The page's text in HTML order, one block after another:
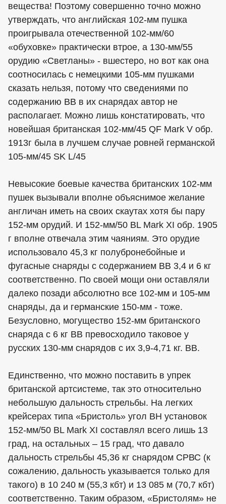
вещества! Поэтому совершенно точно можно
утверждать, что английская 102-мм пушка
проигрывала отечественной 102-мм/60
«обуховке» практически втрое, а 130-мм/55
орудию «Светланы» - вшестеро, но вот как она
соотносилась с немецкими 105-мм пушками
сказать нельзя, потому что сведениями по
содержанию ВВ в их снарядах автор не
располагает. Можно лишь констатировать, что
новейшая британская 102-мм/45 QF Mark V обр.
1913г была в лучшем случае ровней германской
105-мм/45 SK L/45
Невысокие боевые качества британских 102-мм
пушек вызывали вполне объяснимое желание
англичан иметь на своих скаутах хотя бы пару
152-мм орудий. И 152-мм/50 BL Mark XI обр. 1905
г вполне отвечала этим чаяниям. Это орудие
использовало 45,3 кг полубронебойные и
фугасные снаряды с содержанием ВВ 3,4 и 6 кг
соответственно. По своей мощи они оставляли
далеко позади абсолютно все 102-мм и 105-мм
снаряды, да и германские 150-мм - тоже.
Безусловно, могущество 152-мм британского
снаряда с 6 кг ВВ превосходило таковое у
русских 130-мм снарядов с их 3,9-4,71 кг. ВВ.
Единственно, что можно поставить в упрек
британской артсистеме, так это относительно
небольшую дальность стрельбы. На легких
крейсерах типа «Бристоль» угол ВН установок
152-мм/50 BL Mark XI составлял всего лишь 13
град, на остальных – 15 град, что давало
дальность стрельбы 45,36 кг снарядом СРВС (к
сожалению, дальность указывается только для
такого) в 10 240 м (55,3 кбт) и 13 085 м (70,7 кбт)
соответственно. Таким образом, «Бристолям» не